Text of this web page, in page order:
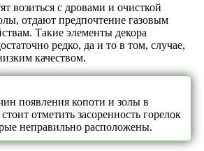
возиться с дровами и очисткой
отдают предпочтение газовым
Такие элементы декора
редко, да и то в том, случае,
качеством.
появления копоти и золы в
отметить засоренность горелок
неправильно расположены.